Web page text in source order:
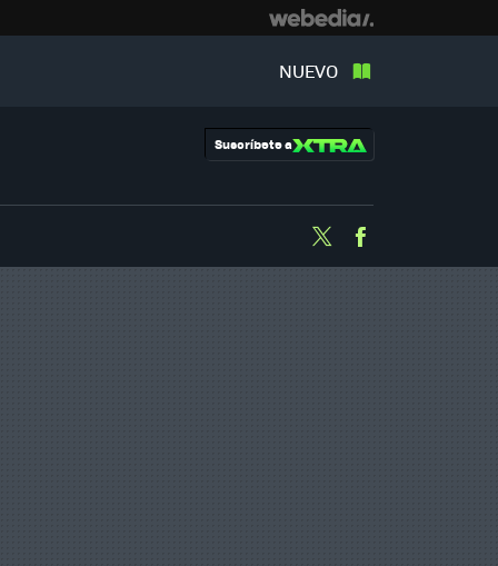
NUEVO
Suscríbete a
Twitter